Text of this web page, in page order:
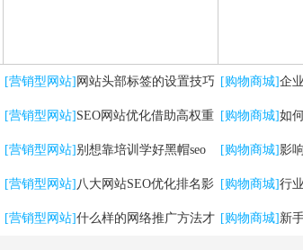
[营销型网站] 网站头部标签的设置技巧
及优化方法
[营销型网站] SEO网站优化借助高权重
自媒体平台实现快速排名
[营销型网站]别想靠培训学好黑帽seo
[营销型网站] 八大网站SEO优化排名影
响因素
[营销型网站]什么样的网络推广方法才
[购物商城]企
有哪些
[购物商城]如
[购物商城]影
[购物商城]行
法
[购物商城] 新